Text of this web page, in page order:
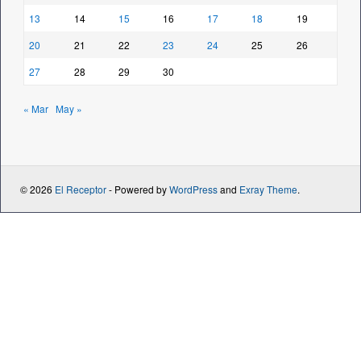
13
14 15 16 17 18
19
20
21 22 23 24 25
26
27
28 29 30
« Mar May »
© 2026 El Receptor- Powered byWordPressand Exray Theme.